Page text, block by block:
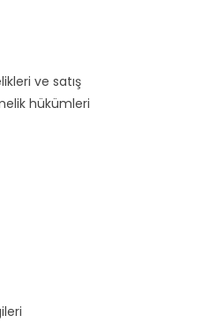
ve satış
hükümleri